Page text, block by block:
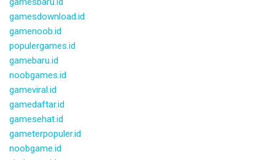
gamesdownload.id
gamenoob.id
populergames.id
gamebaru.id
noobgames.id
gameviral.id
gamedaftar.id
gamesehat.id
gameterpopuler.id
noobgame.id